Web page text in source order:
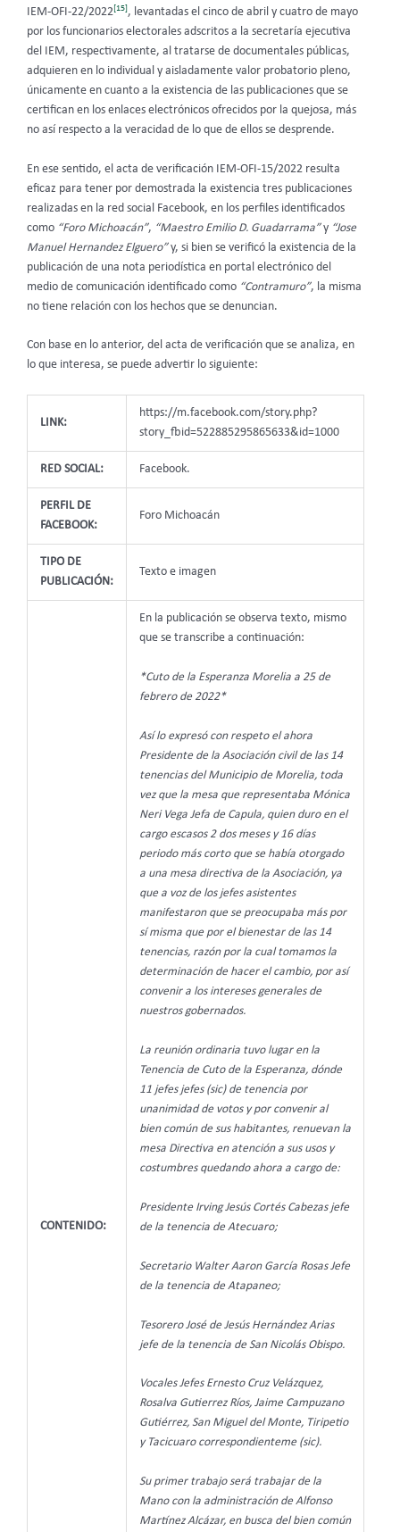
IEM-OFI-22/2022[15], levantadas el cinco de abril y cuatro de mayo
por los funcionarios electorales adscritos a la secretaría ejecutiva
del IEM, respectivamente, al tratarse de documentales públicas,
adquieren en lo individual y aisladamente valor probatorio pleno,
únicamente en cuanto a la existencia de las publicaciones que se
certifican en los enlaces electrónicos ofrecidos por la quejosa, más
no así respecto a la veracidad de lo que de ellos se desprende.
En ese sentido, el acta de verificación IEM-OFI-15/2022 resulta
eficaz para tener por demostrada la existencia tres publicaciones
realizadas en la red social Facebook, en los perfiles identificados
como “Foro Michoacán”, “Maestro Emilio D. Guadarrama”y “Jose
Manuel Hernandez Elguero”y, si bien se verificó la existencia de la
publicación de una nota periodística en portal electrónico del
medio de comunicación identificado como “Contramuro”, la misma
no tiene relación con los hechos que se denuncian.
Con base en lo anterior, del acta de verificación que se analiza, en
lo que interesa, se puede advertir lo siguiente:
LINK:
https://m.facebook.com/story.php?
story_fbid=522885295865633&id=1000
RED SOCIAL: Facebook.
PERFIL DE
FACEBOOK:
Foro Michoacán
TIPO DE
PUBLICACIÓN:
Texto e imagen
CONTENIDO:
En la publicación se observa texto, mismo
que se transcribe a continuación:
*Cuto de la Esperanza Morelia a 25 de
febrero de 2022*
Así lo expresó con respeto el ahora
Presidente de la Asociación civil de las 14
tenencias del Municipio de Morelia, toda
vez que la mesa que representaba Mónica
Neri Vega Jefa de Capula, quien duro en el
cargo escasos 2 dos meses y 16 días
periodo más corto que se había otorgado
a una mesa directiva de la Asociación, ya
que a voz de los jefes asistentes
manifestaron que se preocupaba más por
sí misma que por el bienestar de las 14
tenencias, razón por la cual tomamos la
determinación de hacer el cambio, por así
convenir a los intereses generales de
nuestros gobernados.
La reunión ordinaria tuvo lugar en la
Tenencia de Cuto de la Esperanza, dónde
11 jefes jefes (sic) de tenencia por
unanimidad de votos y por convenir al
bien común de sus habitantes, renuevan la
mesa Directiva en atención a sus usos y
costumbres quedando ahora a cargo de:
Presidente Irving Jesús Cortés Cabezas jefe
de la tenencia de Atecuaro;
Secretario Walter Aaron García Rosas Jefe
de la tenencia de Atapaneo;
Tesorero José de Jesús Hernández Arias
jefe de la tenencia de San Nicolás Obispo.
Vocales Jefes Ernesto Cruz Velázquez,
Rosalva Gutierrez Ríos, Jaime Campuzano
Gutiérrez, San Miguel del Monte, Tiripetio
y Tacicuaro correspondienteme (sic).
Su primer trabajo será trabajar de la
Mano con la administración de Alfonso
Martínez Alcázar, en busca del bien común